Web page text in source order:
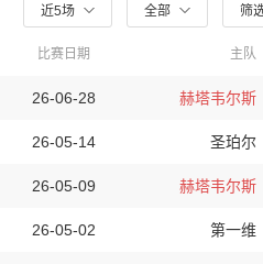
近5场 全部 筛
比赛日期 主队
26-06-28 赫塔韦尔斯
26-05-14 圣珀尔
26-05-09 赫塔韦尔斯
26-05-02 第一维